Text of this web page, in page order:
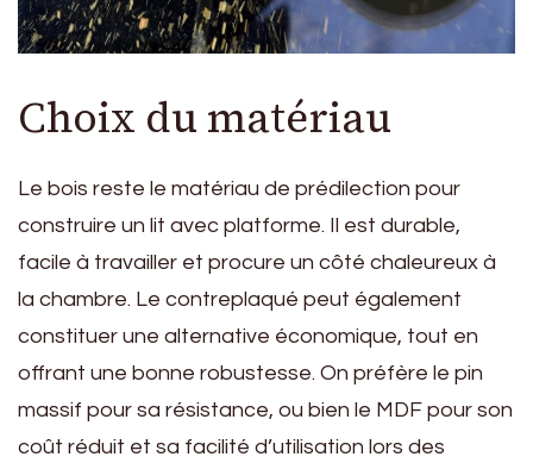
Choix du matériau
Le bois reste le matériau de prédilection pour
construire un lit avec platforme. Il est durable,
facile à travailler et procure un côté chaleureux à
la chambre. Le contreplaqué peut également
constituer une alternative économique, tout en
offrant une bonne robustesse. On préfère le pin
massif pour sa résistance, ou bien le MDF pour son
coût réduit et sa facilité d’utilisation lors des